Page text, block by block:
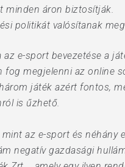
minden áron biztosítják.
politikát valósítanak
e-sport bevezetése a
megjelenni az online
játék azért fontos,
is űzhető.
az e-sport és
negatív gazdasági